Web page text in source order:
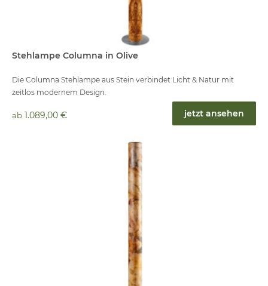
Stehlampe Columna in Olive
Die Columna Stehlampe aus Stein verbindet Licht & Natur mit
zeitlos modernem Design.
ab 1.089,00 € jetzt ansehen